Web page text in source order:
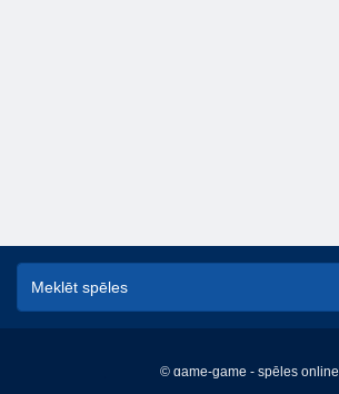
© game-game - spēles online